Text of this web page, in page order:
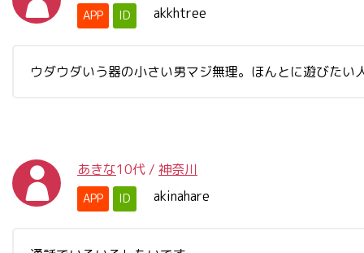
APP ID akkhtree
ウダウダいう器の小さい男マジ無理。ほんとに遊びたい
あきな10代 / 神奈川
APP ID akinahare